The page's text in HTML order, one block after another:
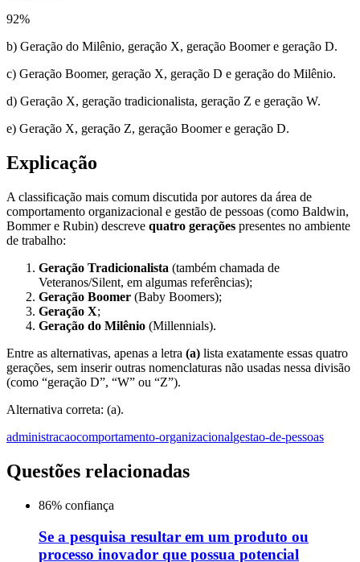
92%
b) Geração do Milênio, geração X, geração Boomer e geração D.
c) Geração Boomer, geração X, geração D e geração do Milênio.
d) Geração X, geração tradicionalista, geração Z e geração W.
e) Geração X, geração Z, geração Boomer e geração D.
Explicação
A classificação mais comum discutida por autores da área de
comportamento organizacional e gestão de pessoas (como Baldwin,
Bommer e Rubin) descreve quatro gerações presentes no ambiente
de trabalho:
Geração Tradicionalista (também chamada de
Veteranos/Silent, em algumas referências);
Geração Boomer (Baby Boomers);
Geração X;
Geração do Milênio (Millennials).
Entre as alternativas, apenas a letra (a) lista exatamente essas quatro
gerações, sem inserir outras nomenclaturas não usadas nessa divisão
(como “geração D”, “W” ou “Z”).
Alternativa correta: (a).
administracaocomportamento-organizacionalgestao-de-pessoas
Questões relacionadas
86% confiança
Se a pesquisa resultar em um produto ou
processo inovador que possua potencial